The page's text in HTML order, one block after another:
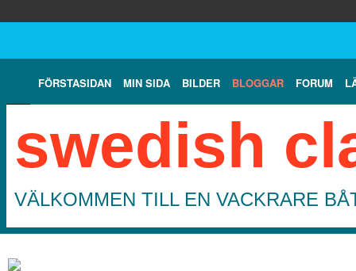
FÖRSTASIDAN MIN SIDA BILDER BLOGGAR FORUM
swedish
VÄLKOMMEN TILL EN VACKRARE